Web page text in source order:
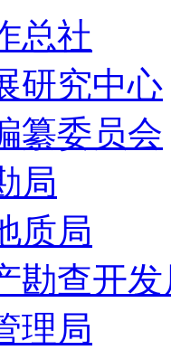
总社
研究中心
纂委员会
局
质局
勘查开发
理局